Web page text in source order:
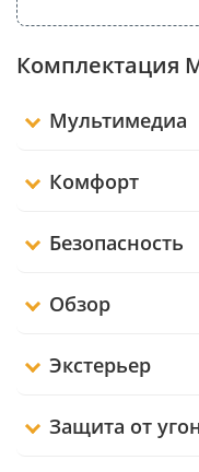
Комплектация
Мультимедиа
Комфорт
Безопасность
Обзор
Экстерьер
Защита от